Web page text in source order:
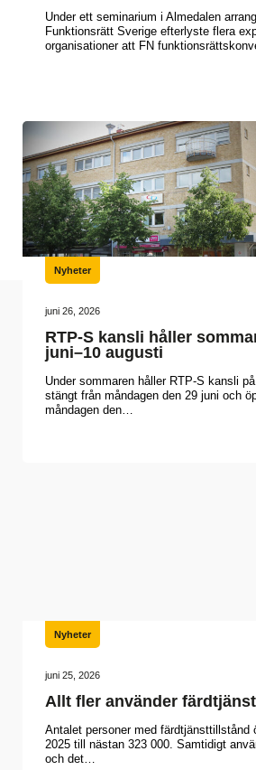
Under ett seminarium i Almedalen
Funktionsrätt Sverige efterlyste flera
organisationer att FN
Nyheter
juni 26, 2026
RTP-S kansli håller
juni–10 augusti
Under sommaren håller RTP-S kansli
stängt från måndagen den 29 juni och
måndagen den…
Nyheter
juni 25, 2026
Allt fler använder
Antalet personer med färdtjänsttillstånd
2025 till nästan 323 000. Samtidigt
och det…